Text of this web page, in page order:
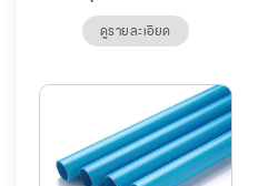
ดูรายละเอียด